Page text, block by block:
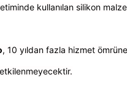
kullanılan silikon
, 10 yıldan fazla hizmet